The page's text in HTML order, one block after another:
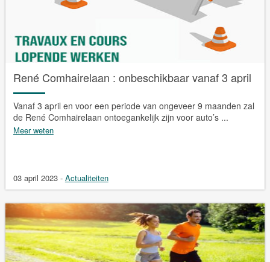
René Comhairelaan : onbeschikbaar vanaf 3 april
Vanaf 3 april en voor een periode van ongeveer 9 maanden zal
de René Comhairelaan ontoegankelijk zijn voor auto’s ...
Meer weten
03 april 2023 - Actualiteiten